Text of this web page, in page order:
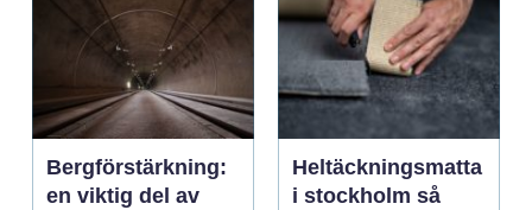
Bergförstärkning:
en viktig del av
Heltäckningsmatta
i stockholm så